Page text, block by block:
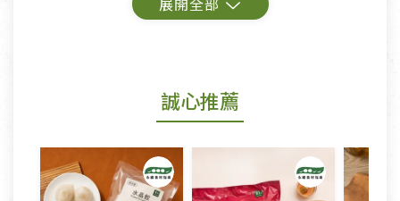
鑑賞期商品說明：
若您購買的商品有下列「不適用七天鑑賞期商品」情
形者，除商品瑕疵以外，恕不接受退換貨.
依消保法之規定提供該商品七天免費鑑賞期(含例假
日)的服務，原則上若商品未經使用或被汙損(除商品
瑕疵)，一般皆可申請退換貨。
誠心推薦